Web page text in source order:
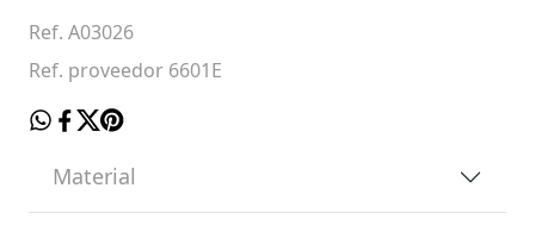
Ref. A03026
Ref. proveedor 6601E
Material